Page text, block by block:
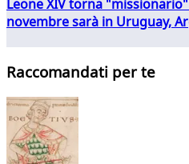
Leone XIV torna
novembre sarà in Uruguay,
Raccomandati per te